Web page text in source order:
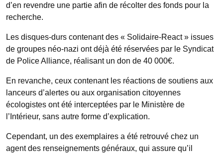
d’en revendre une partie afin de récolter des fonds pour la
recherche.
Les disques-durs contenant des « Solidaire-React » issues
de groupes néo-nazi ont déjà été réservées par le Syndicat
de Police Alliance, réalisant un don de 40 000€.
En revanche, ceux contenant les réactions de soutiens aux
lanceurs d’alertes ou aux organisation citoyennes
écologistes ont été interceptées par le Ministère de
l’Intérieur, sans autre forme d’explication.
Cependant, un des exemplaires a été retrouvé chez un
agent des renseignements généraux, qui assure qu’il